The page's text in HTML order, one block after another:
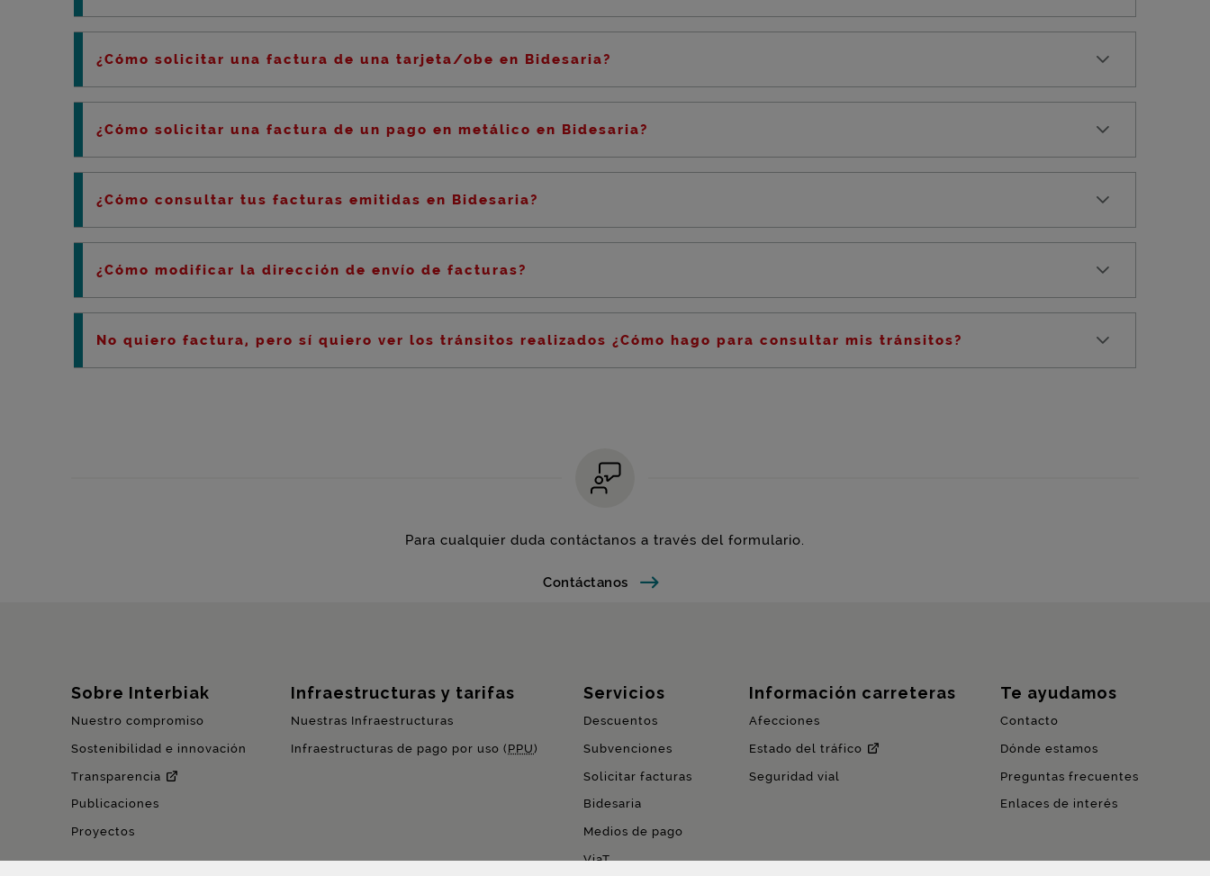
¿Cómo solicitar una factura de una tarjeta/obe en Bidesaria?
¿Cómo solicitar una factura de un pago en metálico en Bidesaria?
¿Cómo consultar tus facturas emitidas en Bidesaria?
¿Cómo modificar la dirección de envío de facturas?
No quiero factura, pero sí quiero ver los tránsitos realizados ¿Cómo hago para consultar mis tránsitos?
Para cualquier duda contáctanos a través del formulario.
Contáctanos
Mapa del sitio
Sobre Interbiak
Nuestro compromiso
Sostenibilidad e innovación
Transparencia
Publicaciones
Proyectos
Infraestructuras y tarifas
Nuestras Infraestructuras
Infraestructuras de pago por uso ( PPU)
Servicios
Descuentos
Subvenciones
Solicitar facturas
Bidesaria
Medios de pago
ViaT
Información carreteras
Afecciones
Estado del tráfico
Seguridad vial
Te ayudamos
Contacto
Dónde estamos
Preguntas frecuentes
Enlaces de interés